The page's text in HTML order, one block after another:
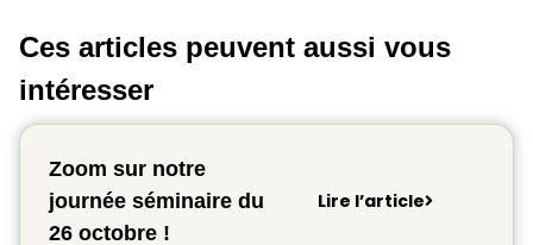
Ces articles peuvent aussi vous
intéresser
Zoom sur notre
journée séminaire du
26 octobre !
Lire l’article